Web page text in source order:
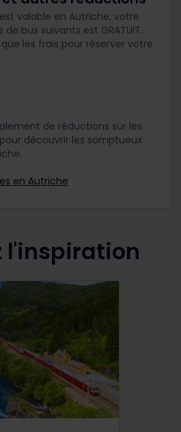
valable en Autriche, votre
bus suivants est GRATUIT.
les frais pour réserver votre
de réductions sur les
découvrir les somptueux
en Autriche
l'inspiration